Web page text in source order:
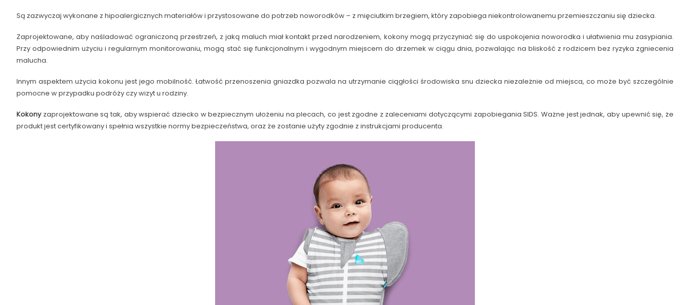
Są zazwyczaj wykonane z hipoalergicznych materiałów i przystosowane do potrzeb noworodków – z mięciutkim brzegiem, który zapobiega niekontrolowanemu przemieszczaniu się dziecka.
Zaprojektowane, aby naśladować ograniczoną przestrzeń, z jaką maluch miał kontakt przed narodzeniem, kokony mogą przyczyniać się do uspokojenia noworodka i ułatwienia mu zasypiania.
Przy odpowiednim użyciu i regularnym monitorowaniu, mogą stać się funkcjonalnym i wygodnym miejscem do drzemek w ciągu dnia, pozwalając na bliskość z rodzicem bez ryzyka zgniecenia
malucha.
Innym aspektem użycia kokonu jest jego mobilność. Łatwość przenoszenia gniazdka pozwala na utrzymanie ciągłości środowiska snu dziecka niezależnie od miejsca, co może być szczególnie
pomocne w przypadku podróży czy wizyt u rodziny.
Kokonyzaprojektowane są tak, aby wspierać dziecko w bezpiecznym ułożeniu na plecach, co jest zgodne z zaleceniami dotyczącymi zapobiegania SIDS. Ważne jest jednak, aby upewnić się, że
produkt jest certyfikowany i spełnia wszystkie normy bezpieczeństwa, oraz że zostanie użyty zgodnie z instrukcjami producenta.